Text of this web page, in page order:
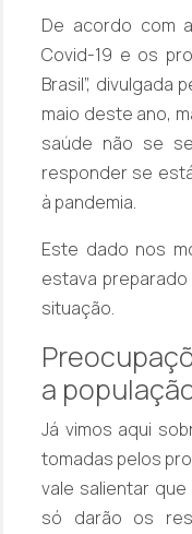
De acordo com
Covid-19 e os
Brasil”, divulgada
maio deste ano,
saúde não se
responder se
à pandemia.
Este dado nos
estava
situação.
a
Já vimos aqui
tomadas pelos
vale salientar
só darão os